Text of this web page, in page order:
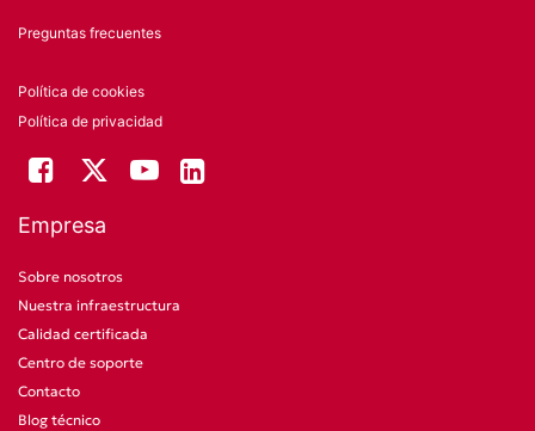
Preguntas frecuentes
Política de cookies
Política de privacidad
Empresa
Sobre nosotros
Nuestra infraestructura
Calidad certificada
Centro de soporte
Contacto
Blog técnico